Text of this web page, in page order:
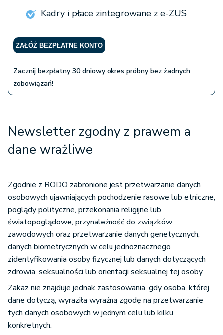
Kadry i płace zintegrowane z e-ZUS
ZAŁÓŻ BEZPŁATNE KONTO
Zacznij bezpłatny 30 dniowy okres próbny bez żadnych
zobowiązań!
Newsletter zgodny z prawem a
dane wrażliwe
Zgodnie z RODO zabronione jest przetwarzanie danych
osobowych ujawniających pochodzenie rasowe lub etniczne,
poglądy polityczne, przekonania religijne lub
światopoglądowe, przynależność do związków
zawodowych oraz przetwarzanie danych genetycznych,
danych biometrycznych w celu jednoznacznego
zidentyfikowania osoby fizycznej lub danych dotyczących
zdrowia, seksualności lub orientacji seksualnej tej osoby.
Zakaz nie znajduje jednak zastosowania, gdy osoba, której
dane dotyczą, wyraziła wyraźną zgodę na przetwarzanie
tych danych osobowych w jednym celu lub kilku
konkretnych.